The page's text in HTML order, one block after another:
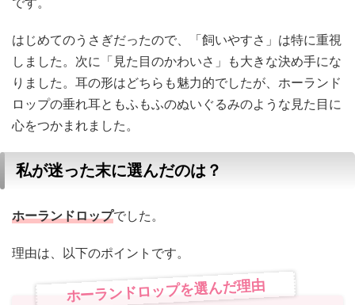
はじめてのうさぎだったので、「飼いやすさ」は特に重視
しました。次に「見た目のかわいさ」も大きな決め手にな
りました。耳の形はどちらも魅力的でしたが、ホーランド
ロップの垂れ耳ともふもふのぬいぐるみのような見た目に
心をつかまれました。
私が迷った末に選んだのは？
ホーランドロップでした。
理由は、以下のポイントです。
ホーランドロップを選んだ理由